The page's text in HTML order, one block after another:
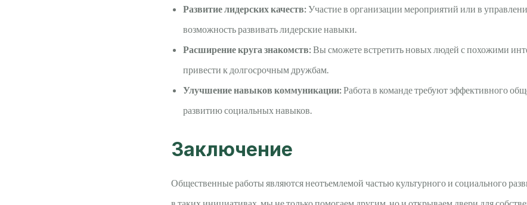
Развитие лидерских качеств:Участие в организации мероприятий или в
возможность развивать лидерские навыки.
Расширение круга знакомств:Вы сможете встретить новых людей с похожими
привести к долгосрочным дружбам.
Улучшение навыков коммуникации:Работа в команде требуют эффективного
развитию социальных навыков.
Заключение
Общественные работы являются неотъемлемой частью культурного и социального